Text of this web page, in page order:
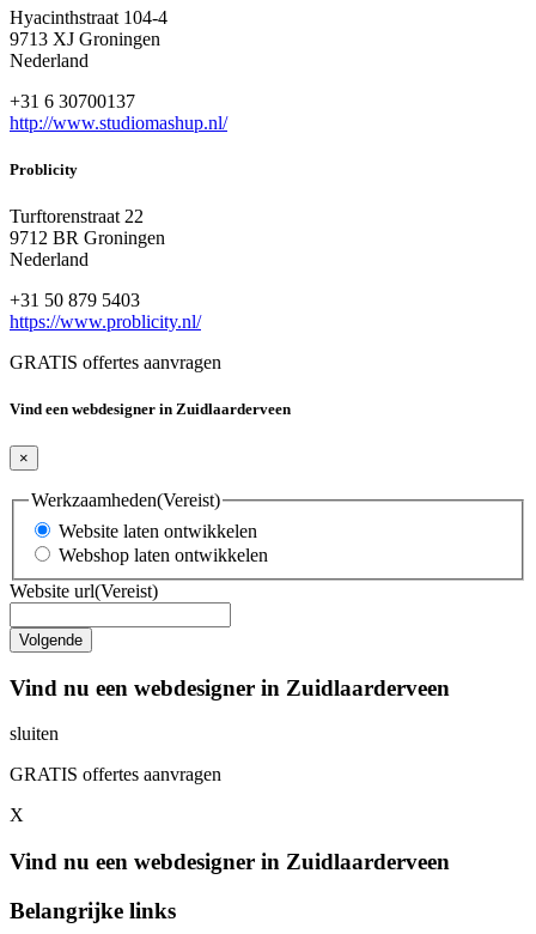
Hyacinthstraat 104-4
9713 XJ Groningen
Nederland
+31 6 30700137
http://www.studiomashup.nl/
Problicity
Turftorenstraat 22
9712 BR Groningen
Nederland
+31 50 879 5403
https://www.problicity.nl/
GRATIS offertes aanvragen
Vind een webdesigner in Zuidlaarderveen
×
Werkzaamheden(Vereist)
Website laten ontwikkelen
Webshop laten ontwikkelen
Website url(Vereist)
Vind nu een webdesigner in Zuidlaarderveen
sluiten
GRATIS offertes aanvragen
X
Vind nu een webdesigner in Zuidlaarderveen
Belangrijke links